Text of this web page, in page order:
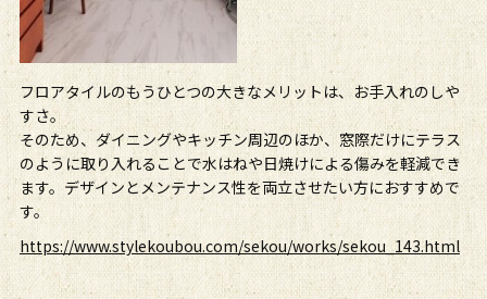
フロアタイルのもうひとつの大きなメリットは、お手入れのしや
すさ。
そのため、ダイニングやキッチン周辺のほか、窓際だけにテラス
のように取り入れることで水はねや日焼けによる傷みを軽減でき
ます。デザインとメンテナンス性を両立させたい方におすすめで
す。
https://www.stylekoubou.com/sekou/works/sekou_143.html